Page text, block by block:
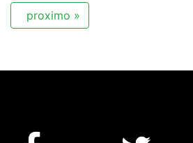
proximo »